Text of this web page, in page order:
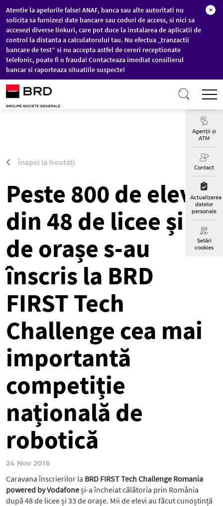
Sari la conținutul principal
Atentie la apelurile false! ANAF, banca sau alte autoritati nu
solicita sa furnizezi date bancare sau coduri de access, si nici sa
accesezi diverse linkuri, care pot duce la instalarea de aplicatii de
control la distanta a calculatorului tau. Nu efectua „tranzactii
bancare de test” si nu accepta astfel de cereri receptionate
telefonic, poate fi o frauda! Contacteaza imediat consilierul
bancar si raporteaza situatiile suspecte!
×
Curs
Agenții și
ATM
Contact
Actualizarea
datelor
personale
Setări
cookies
Înapoi la Noutăți
Peste 800 de elevi
din 48 de licee și 33
de orașe s-au
înscris la BRD
FIRST Tech
Challenge cea mai
importantă
competiție
națională de
robotică
24 Nov 2016
Caravana înscrierilor la BRD FIRST Tech Challenge Romania
powered by Vodafoneși-a încheiat călătoria prin România
după 48 de licee și 33 de orașe. Mii de elevi au făcut cunoștință